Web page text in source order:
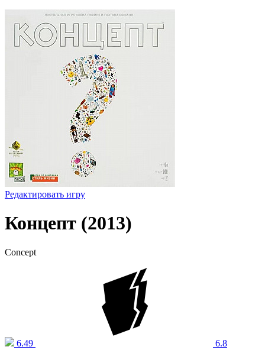
Редактировать игру
Концепт (2013)
Concept
6.49 6.8